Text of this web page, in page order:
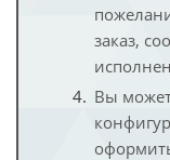
заказ,
Вы